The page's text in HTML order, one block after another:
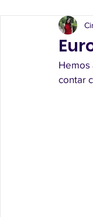
Hemos
contar